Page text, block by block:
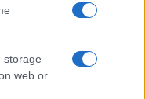
storage
web or
e non un
è il prezzo da
alcuna